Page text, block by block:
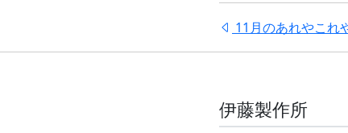
11月のあれやこれ
伊藤製作所